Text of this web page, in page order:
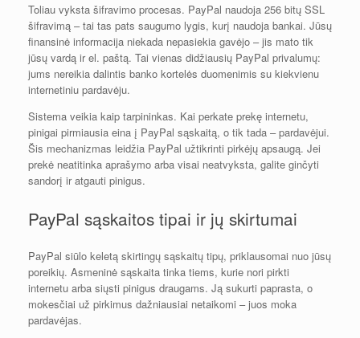
Toliau vyksta šifravimo procesas. PayPal naudoja 256 bitų SSL
šifravimą – tai tas pats saugumo lygis, kurį naudoja bankai. Jūsų
finansinė informacija niekada nepasiekia gavėjo – jis mato tik
jūsų vardą ir el. paštą. Tai vienas didžiausių PayPal privalumų:
jums nereikia dalintis banko kortelės duomenimis su kiekvienu
internetiniu pardavėju.
Sistema veikia kaip tarpininkas. Kai perkate prekę internetu,
pinigai pirmiausia eina į PayPal sąskaitą, o tik tada – pardavėjui.
Šis mechanizmas leidžia PayPal užtikrinti pirkėjų apsaugą. Jei
prekė neatitinka aprašymo arba visai neatvyksta, galite ginčyti
sandorį ir atgauti pinigus.
PayPal sąskaitos tipai ir jų skirtumai
PayPal siūlo keletą skirtingų sąskaitų tipų, priklausomai nuo jūsų
poreikių. Asmeninė sąskaita tinka tiems, kurie nori pirkti
internetu arba siųsti pinigus draugams. Ją sukurti paprasta, o
mokesčiai už pirkimus dažniausiai netaikomi – juos moka
pardavėjas.